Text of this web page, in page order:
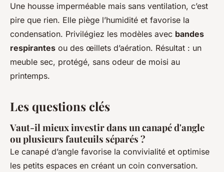
Une housse imperméable mais sans ventilation, c’est
pire que rien. Elle piège l’humidité et favorise la
condensation. Privilégiez les modèles avec bandes
respirantes ou des œillets d’aération. Résultat : un
meuble sec, protégé, sans odeur de moisi au
printemps.
Les questions clés
Vaut-il mieux investir dans un canapé d'angle
ou plusieurs fauteuils séparés ?
Le canapé d’angle favorise la convivialité et optimise
les petits espaces en créant un coin conversation.